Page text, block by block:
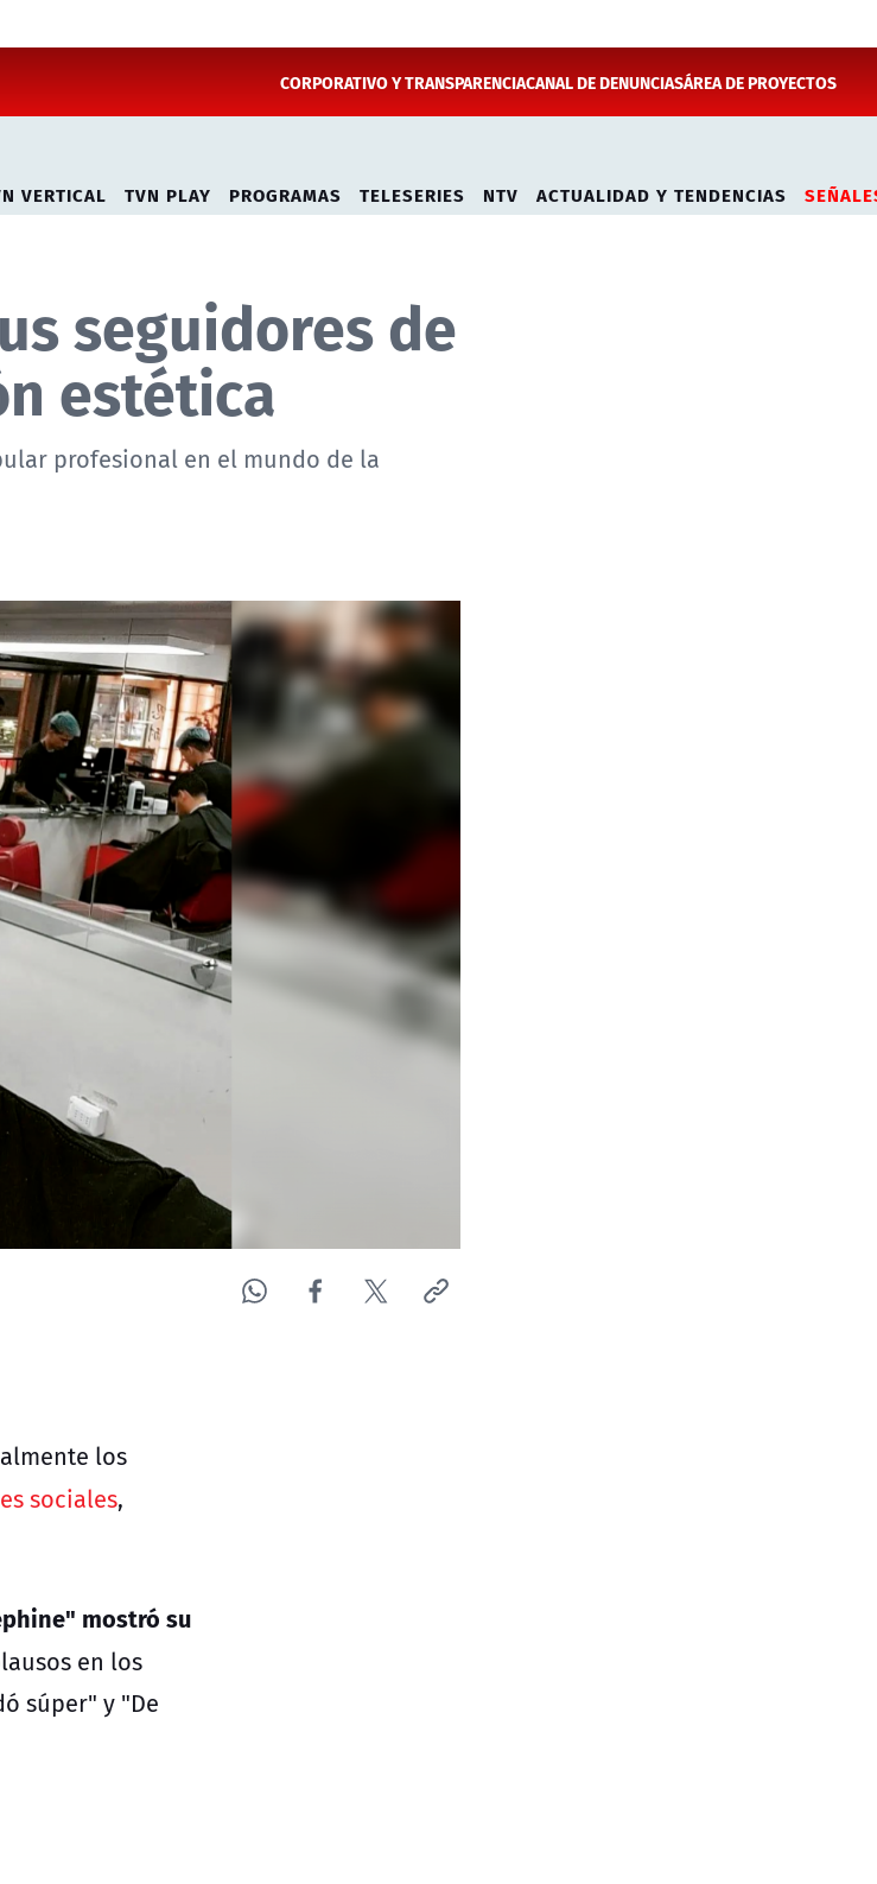
CORPORATIVO Y TRANSPARENCIACANAL DE DENUNCIASÁREA DE PROYECTOS
VERTICAL TVN PLAY PROGRAMAS TELESERIES NTV ACTUALIDAD Y TENDENCIAS
seguidores de
estética
profesional en el mundo de la
los
sociales,
mostró su
en los
súper" y "De